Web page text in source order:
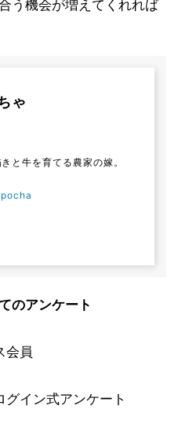
う機会が増えてくれれば
ゃ
と牛を育てる農家の嫁。
のアンケート
会員
イン式アンケート